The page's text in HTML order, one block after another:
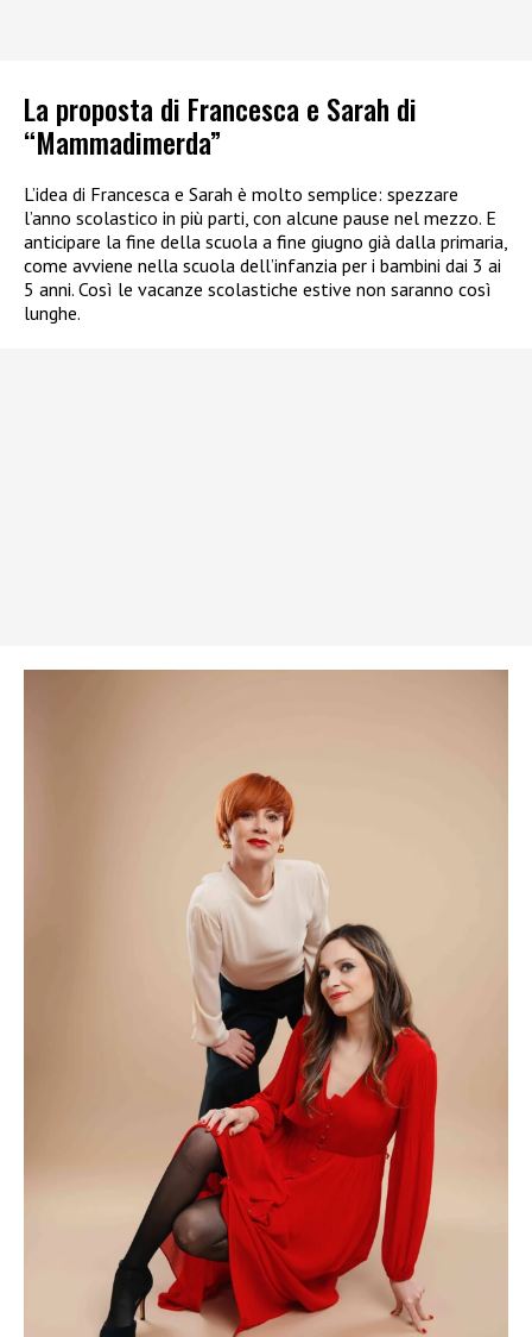
La proposta di Francesca e Sarah di
“Mammadimerda”
L’idea di Francesca e Sarah è molto semplice: spezzare
l’anno scolastico in più parti, con alcune pause nel mezzo. E
anticipare la fine della scuola a fine giugno già dalla primaria,
come avviene nella scuola dell’infanzia per i bambini dai 3 ai
5 anni. Così le vacanze scolastiche estive non saranno così
lunghe.